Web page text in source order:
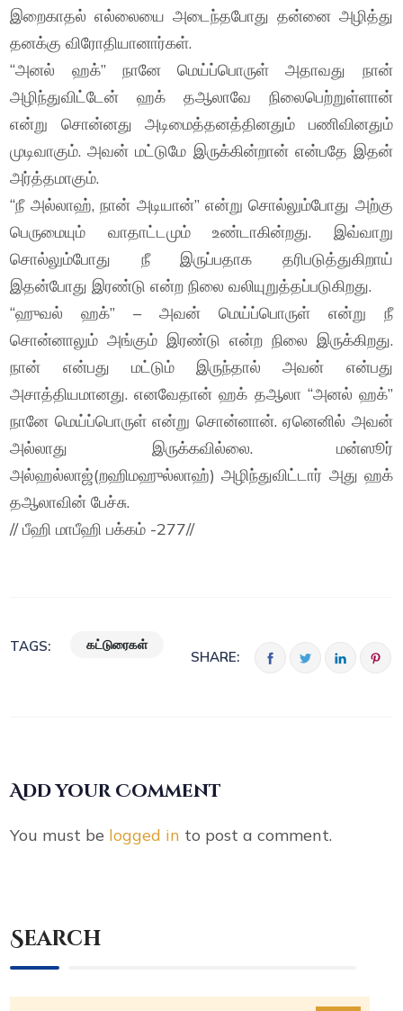
இறைகாதல் எல்லையை அடைந்தபோது தன்னை அழித்து
தனக்கு விரோதியானார்கள்.
“அனல் ஹக்” நானே மெய்ப்பொருள் அதாவது நான்
அழிந்துவிட்டேன் ஹக் தஆலாவே நிலைபெற்றுள்ளான்
என்று சொன்னது அடிமைத்தனத்தினதும் பணிவினதும்
முடிவாகும். அவன் மட்டுமே இருக்கின்றான் என்பதே இதன்
அர்த்தமாகும்.
“நீ அல்லாஹ், நான் அடியான்” என்று சொல்லும்போது அற்கு
பெருமையும் வாதாட்டமும் உண்டாகின்றது. இவ்வாறு
சொல்லும்போது நீ இருப்பதாக தரிபடுத்துகிறாய்
இதன்போது இரண்டு என்ற நிலை வலியுறுத்தப்படுகிறது.
“ஹுவல் ஹக்” – அவன் மெய்ப்பொருள் என்று நீ
சொன்னாலும் அங்கும் இரண்டு என்ற நிலை இருக்கிறது.
நான் என்பது மட்டும் இருந்தால் அவன் என்பது
அசாத்தியமானது. எனவேதான் ஹக் தஆலா “அனல் ஹக்”
நானே மெய்ப்பொருள் என்று சொன்னான். ஏனெனில் அவன்
அல்லாது இருக்கவில்லை. மன்ஸூர்
அல்ஹல்லாஜ்(றஹிமஹுல்லாஹ்) அழிந்துவிட்டார் அது ஹக்
தஆலாவின் பேச்சு.
// பீஹி மாபீஹி பக்கம் -277//
TAGS: கட்டுரைகள்
SHARE:
Add your Comment
You must be logged in to post a comment.
Search